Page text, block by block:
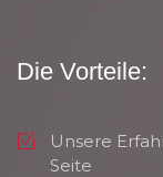
Die Vorteile:
Unsere
Seite